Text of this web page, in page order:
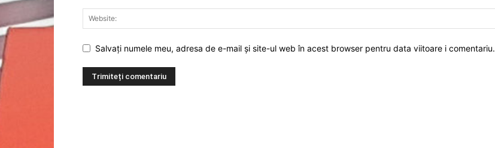
Salvați numele meu, adresa de e-mail și site-ul web în acest browser pentru data viitoare i comentariu.